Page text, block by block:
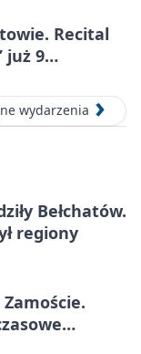
Recital
już 9
wydarzenia
Bełchatów.
regiony